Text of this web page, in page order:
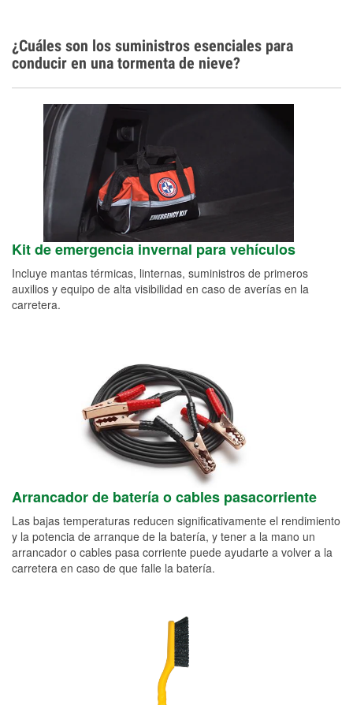
¿Cuáles son los suministros esenciales para
conducir en una tormenta de nieve?
Kit de emergencia invernal para vehículos
Incluye mantas térmicas, linternas, suministros de primeros
auxilios y equipo de alta visibilidad en caso de averías en la
carretera.
Arrancador de batería o cables pasacorriente
Las bajas temperaturas reducen significativamente el rendimiento
y la potencia de arranque de la batería, y tener a la mano un
arrancador o cables pasa corriente puede ayudarte a volver a la
carretera en caso de que falle la batería.